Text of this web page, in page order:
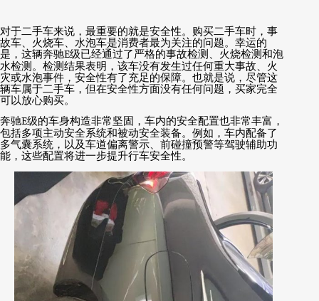
对于二手车来说，最重要的就是安全性。购买二手车时，事
故车、火烧车、水泡车是消费者最为关注的问题。幸运的
是，这辆奔驰E级已经通过了严格的事故检测、火烧检测和泡
水检测。检测结果表明，该车没有发生过任何重大事故、火
灾或水泡事件，安全性有了充足的保障。也就是说，尽管这
辆车属于二手车，但在安全性方面没有任何问题，买家完全
可以放心购买。
奔驰E级的车身构造非常坚固，车内的安全配置也非常丰富，
包括多项主动安全系统和被动安全装备。例如，车内配备了
多气囊系统，以及车道偏离警示、前碰撞预警等驾驶辅助功
能，这些配置将进一步提升行车安全性。